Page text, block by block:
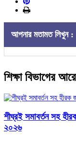
আপনার মতামত লিখুন :
শিক্ষা বিভাগের
শীঘ্রই সমাবর্তন সহ
২০২৬